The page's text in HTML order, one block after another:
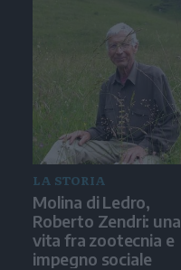
LA STORIA
Molina di Ledro,
Roberto Zendri: una
vita fra zootecnia e
impegno sociale